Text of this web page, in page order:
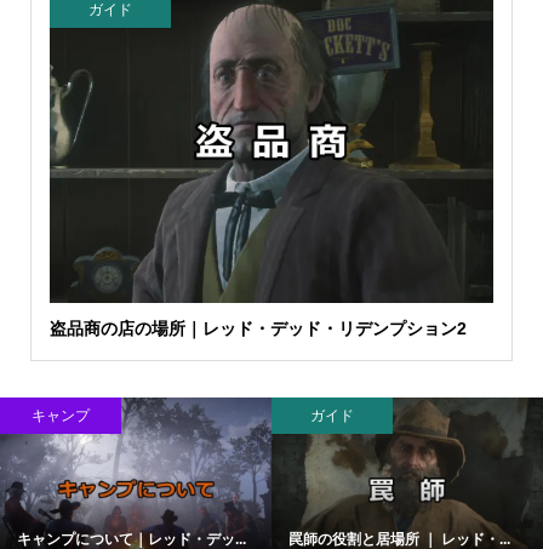
ガイド
盗品商の店の場所｜レッド・デッド・リデンプション2
キャンプ
キャンプについて｜レッド・デッ...
ガイド
罠師の役割と居場所 ｜ レッド・...